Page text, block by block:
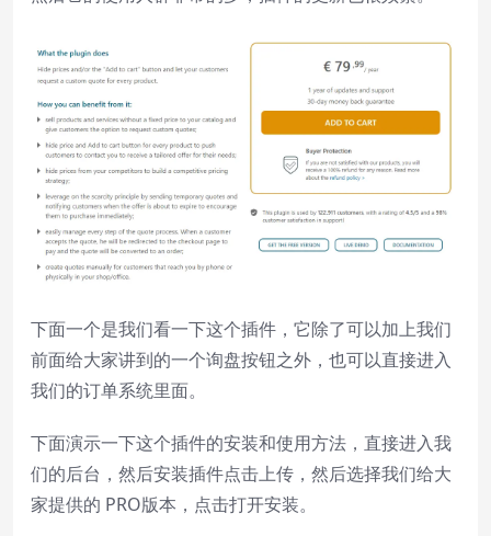
Text Edge Style
Font Family
Resetrestore all settings to the default
values
Done
End of dialog window.
下面一个是我们看一下这个插件，它除了可以加上我们
前面给大家讲到的一个询盘按钮之外，也可以直接进入
我们的订单系统里面。
下面演示一下这个插件的安装和使用方法，直接进入我
们的后台，然后安装插件点击上传，然后选择我们给大
家提供的 PRO版本，点击打开安装。